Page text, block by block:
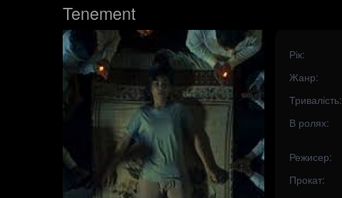
Tenement
Рік:
Жанр:
Тривалість:
В ролях:
Режисер:
Прокат: